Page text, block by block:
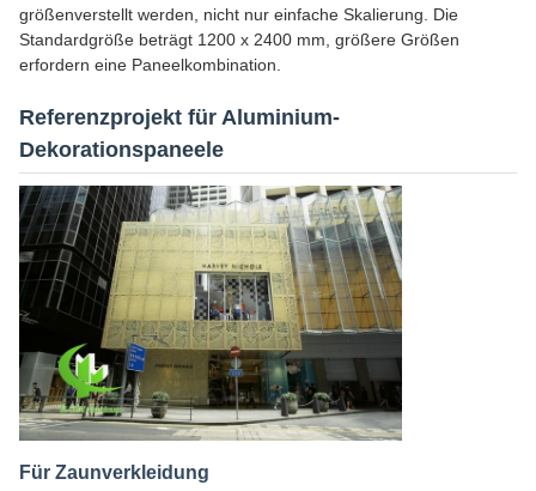
größenverstellt werden, nicht nur einfache Skalierung. Die
Standardgröße beträgt 1200 x 2400 mm, größere Größen
erfordern eine Paneelkombination.
Referenzprojekt für Aluminium-
Dekorationspaneele
Für Zaunverkleidung